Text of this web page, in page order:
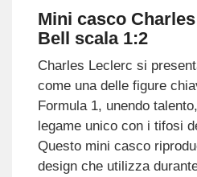
Mini casco
Bell scala 1:2
Charles Leclerc si
come una delle figure
Formula 1, unendo
legame unico con i tifosi
Questo mini casco
design che utilizza